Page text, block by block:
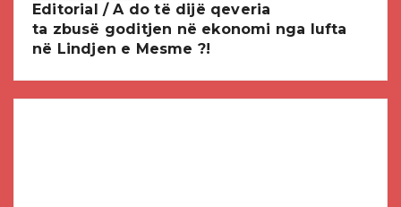
Editorial / A do të dijë qeveria
ta zbusë goditjen në ekonomi nga lufta
në Lindjen e Mesme ?!